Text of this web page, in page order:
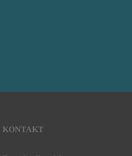
KONTAKT